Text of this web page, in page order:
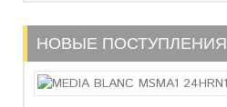
НОВЫЕ ПОСТУПЛЕНИЯ